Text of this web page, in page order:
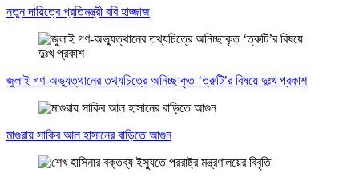
নতুন দায়িত্বে প্রতিমন্ত্রী ববি হাজ্জাজ
জুলাই গণ-অভ্যুত্থানের তথ্যচিত্রে অনিচ্ছাকৃত ‘ত্রুটি’র বিষয়ে দুঃখ প্রকাশ
মাগুরায় সাকিব আল হাসানের বাড়িতে আগুন